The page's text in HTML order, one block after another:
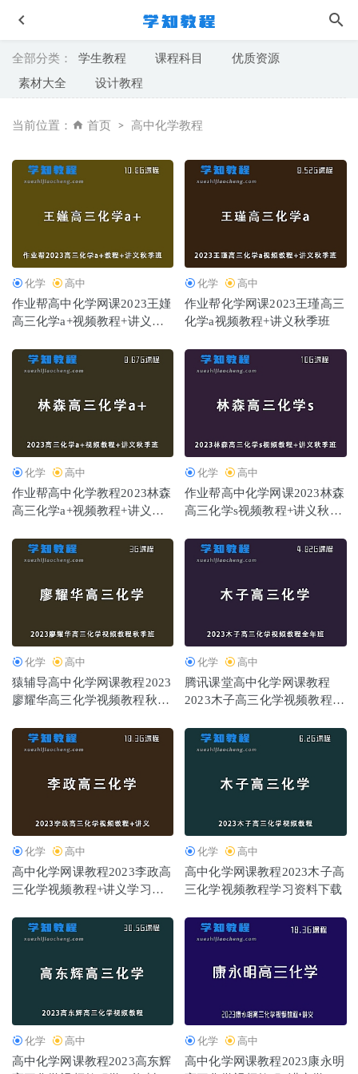
全部分类： 学生教程 课程科目
优质资源
素材大全
设计教程
当前位置： 首页 高中化学教程
化学 高中
作业帮高中化学网课2023王嫤
高三化学a+视频教程+讲义秋
化学 高中
作业帮化学网课2023王瑾高三
化学a视频教程+讲义秋季班
化学 高中
作业帮高中化学教程2023林森
高三化学a+视频教程+讲义秋
化学 高中
作业帮高中化学网课2023林森
高三化学s视频教程+讲义秋季
化学 高中
猿辅导高中化学网课教程2023
廖耀华高三化学视频教程秋季
化学 高中
腾讯课堂高中化学网课教程
2023木子高三化学视频教程全
化学 高中
高中化学网课教程2023李政高
三化学视频教程+讲义学习资
化学 高中
高中化学网课教程2023木子高
三化学视频教程学习资料下载
化学 高中
高中化学网课教程2023高东辉
化学 高中
高中化学网课教程2023康永明
堂笔记寒假班 2023-04-25
义 2022-10-08
作业帮2023张华高一数学视频教程+讲义（暑假班+秋季班）
2023-04-02
作业帮2023林婉晴高三物理a班23年高考物理二三轮复习寒
大学数学网课教程2022新东方大咖数学考研全程教学视频